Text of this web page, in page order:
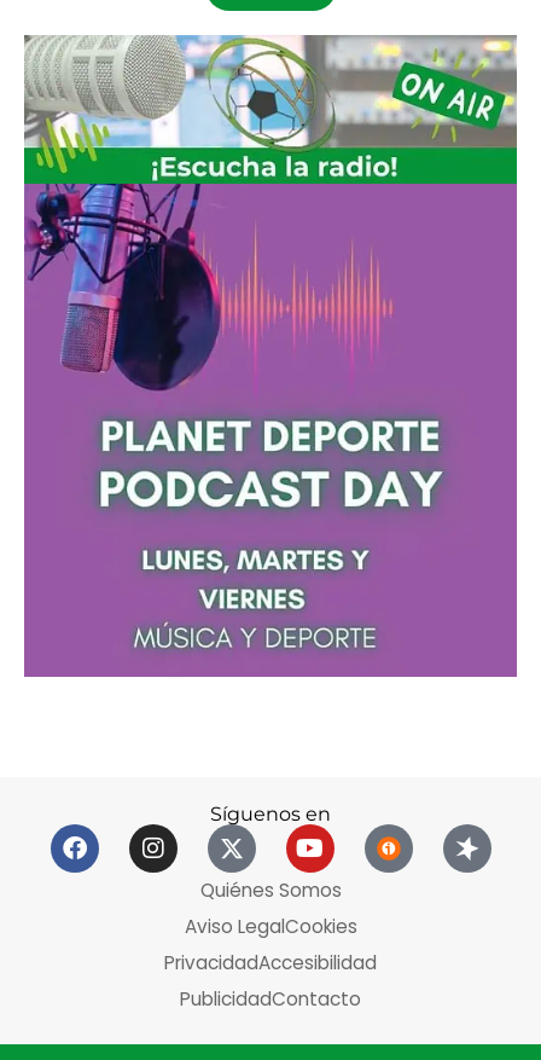
Síguenos en
Quiénes Somos
Aviso LegalCookies
PrivacidadAccesibilidad
PublicidadContacto